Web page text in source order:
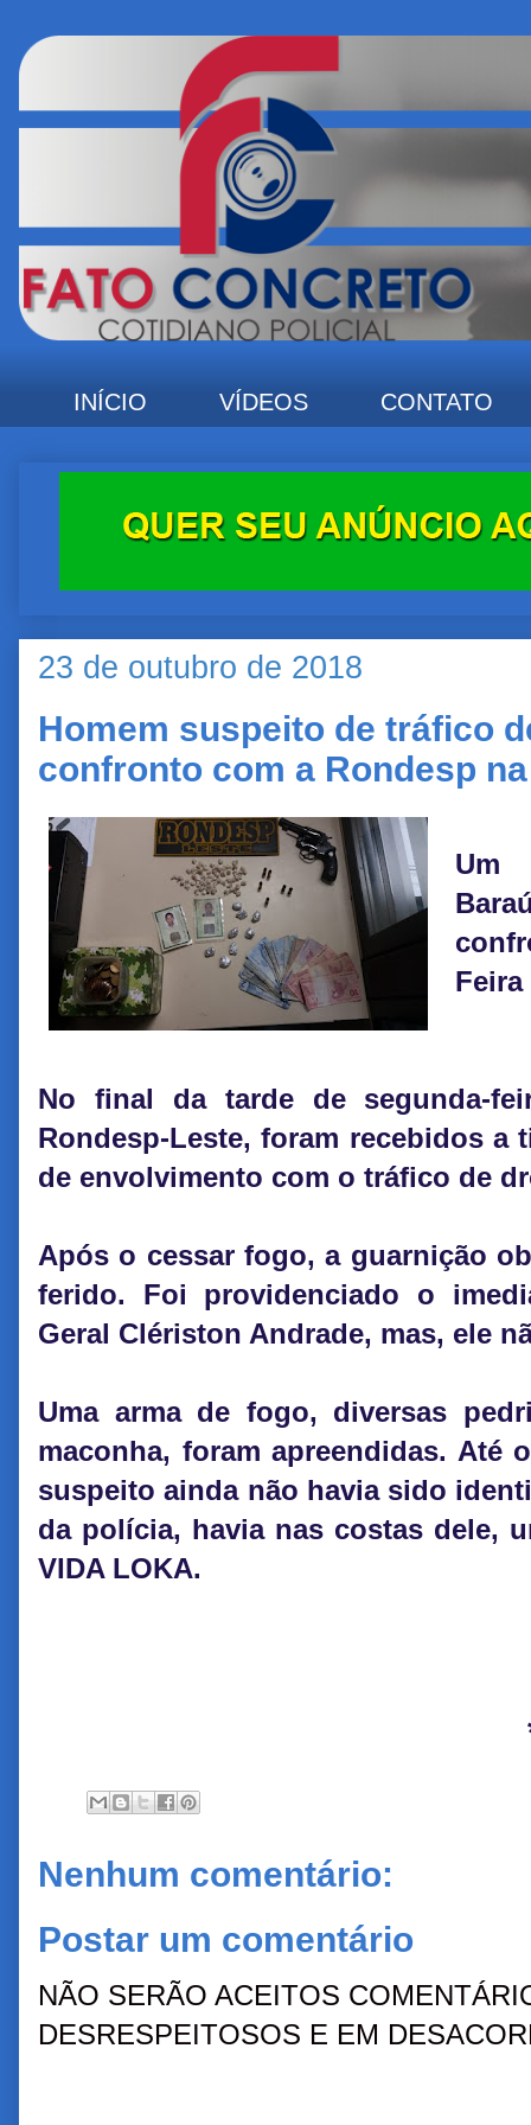
INÍCIO VÍDEOS CONTATO
23 de outubro de 2018
Homem suspeito de tráfico
confronto com a Rondesp
Um
Feira
No final da tarde de segunda-
Rondesp-Leste, foram recebidos
de envolvimento com o tráfico de
Após o cessar fogo, a guarnição
ferido. Foi providenciado o
Geral Clériston Andrade, mas, ele
Uma arma de fogo, diversas
maconha, foram apreendidas. Até
suspeito ainda não havia sido
da polícia, havia nas costas dele,
VIDA LOKA.
Nenhum comentário:
Postar um comentário
NÃO SERÃO ACEITOS
DESRESPEITOSOS E EM